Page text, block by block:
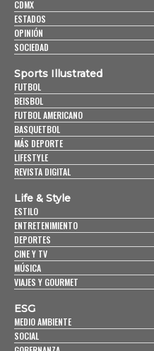
CDMX
ESTADOS
OPINIÓN
SOCIEDAD
Sports Illustrated
FUTBOL
BEISBOL
FUTBOL AMERICANO
BASQUETBOL
MÁS DEPORTE
LIFESTYLE
REVISTA DIGITAL
Life & Style
ESTILO
ENTRETENIMIENTO
DEPORTES
CINE Y TV
MÚSICA
VIAJES Y GOURMET
ESG
MEDIO AMBIENTE
SOCIAL